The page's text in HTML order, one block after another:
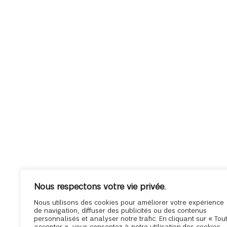
Nous respectons votre vie privée.
Nous utilisons des cookies pour améliorer votre expérience
de navigation, diffuser des publicités ou des contenus
personnalisés et analyser notre trafic. En cliquant sur « Tout